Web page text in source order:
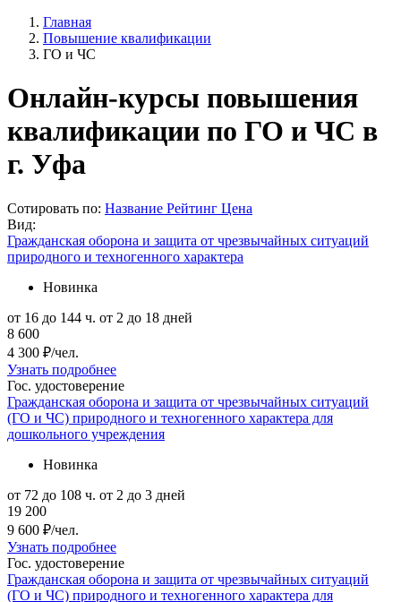
Главная
Повышение квалификации
ГО и ЧС
Онлайн-курсы повышения
квалификации по ГО и ЧС в
г. Уфа
Сотировать по: Название Рейтинг Цена
Вид:
Гражданская оборона и защита от чрезвычайных ситуаций
природного и техногенного характера
Новинка
от 16 до 144 ч. от 2 до 18 дней
8 600
4 300 ₽/чел.
Узнать подробнее
Гос. удостоверение
Гражданская оборона и защита от чрезвычайных ситуаций
(ГО и ЧС) природного и техногенного характера для
дошкольного учреждения
Новинка
от 72 до 108 ч. от 2 до 3 дней
19 200
9 600 ₽/чел.
Узнать подробнее
Гос. удостоверение
Гражданская оборона и защита от чрезвычайных ситуаций
(ГО и ЧС) природного и техногенного характера для